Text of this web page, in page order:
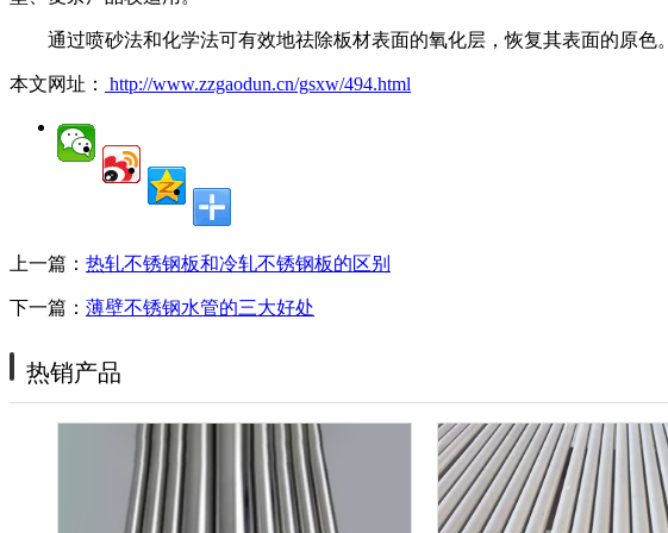
通过喷砂法和化学法可有效地祛除板材表面的氧化层，恢复其表面的原色。
本文网址： http://www.zzgaodun.cn/gsxw/494.html
上一篇： 热轧不锈钢板和冷轧不锈钢板的区别
下一篇： 薄壁不锈钢水管的三大好处
热销产品